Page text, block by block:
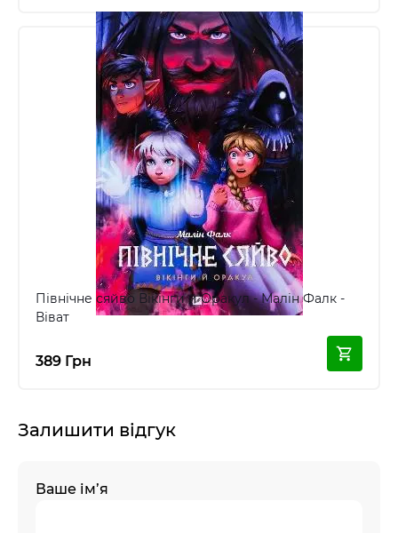
Північне сяйво Вікінги й Оракул - Малін Фалк -
Віват
389 Грн
Залишити відгук
Ваше ім’я